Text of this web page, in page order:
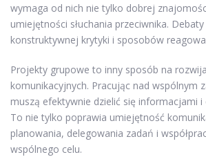
wymaga od nich nie tylko dobrej
umiejętności słuchania przeciwnika.
konstruktywnej krytyki i sposobów
Projekty grupowe to inny sposób na
komunikacyjnych. Pracując nad wspólnym
muszą efektywnie dzielić się informacjami i
To nie tylko poprawia umiejętność
planowania, delegowania zadań i
wspólnego celu.